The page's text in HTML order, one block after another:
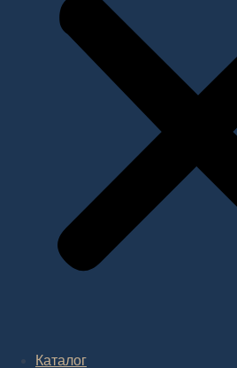
Каталог
дизайн проекта интерьера,